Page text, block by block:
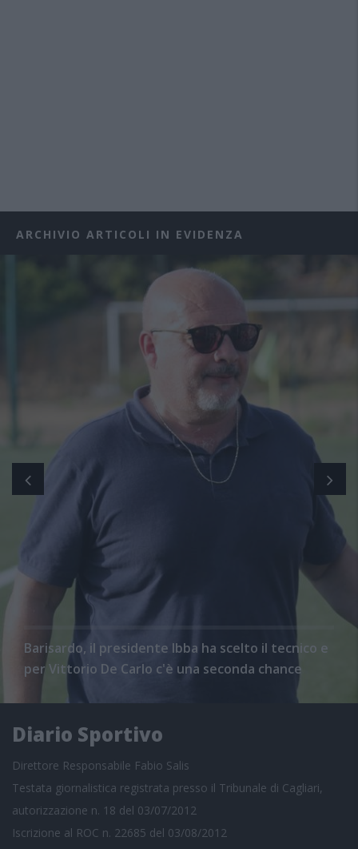
ARCHIVIO ARTICOLI IN EVIDENZA
Barisardo, il presidente Ibba ha scelto il tecnico e
per Vittorio De Carlo c'è una seconda chance
Diario Sportivo
Direttore Responsabile Fabio Salis
Testata giornalistica registrata presso il Tribunale di Cagliari,
autorizzazione n. 18 del 03/07/2012
Iscrizione al ROC n. 22685 del 03/08/2012